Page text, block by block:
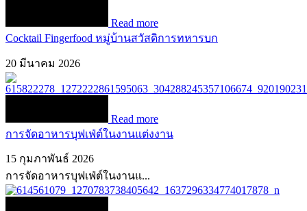
Read more
Cocktail Fingerfood หมู่บ้านสวัสดิการทหารบก
20 มีนาคม 2026
Read more
การจัดอาหารบุฟเฟ่ต์ในงานแต่งงาน
15 กุมภาพันธ์ 2026
การจัดอาหารบุฟเฟ่ต์ในงานแ...